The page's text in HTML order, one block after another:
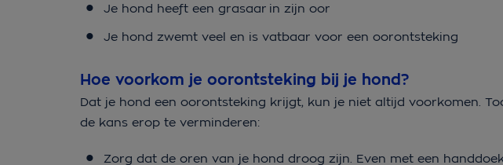
Je hond heeft een grasaar in zijn oor
Je hond zwemt veel en is vatbaar voor een oorontsteking
Hoe voorkom je oorontsteking bij je hond?
Dat je hond een oorontsteking krijgt, kun je niet altijd voorkomen.
de kans erop te verminderen:
Zorg dat de oren van je hond droog zijn. Even met een